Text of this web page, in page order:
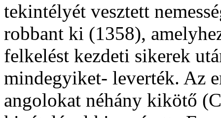
tekintélyét vesztett
robbant ki (1358),
felkelést kezdeti sikerek
mindegyiket- leverték. Az
angolokat néhány kikötő